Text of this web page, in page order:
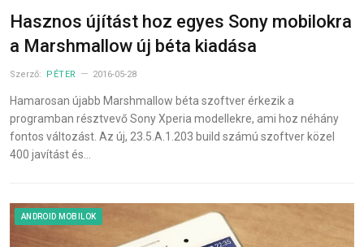
Hasznos újítást hoz egyes Sony mobilokra
a Marshmallow új béta kiadása
Szerző: PÉTER 2016-05-28
Hamarosan újabb Marshmallow béta szoftver érkezik a
programban résztvevő Sony Xperia modellekre, ami hoz néhány
fontos változást. Az új, 23.5.A.1.203 build számú szoftver közel
400 javítást és…
ANDROID MOBILOK